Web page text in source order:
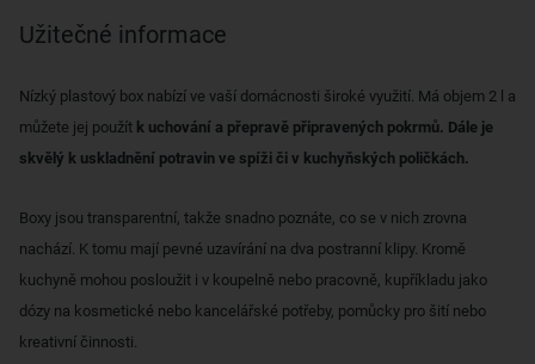
Užitečné informace
Nízký plastový box nabízí ve vaší domácnosti široké využití. Má objem 2 l a
můžete jej použít k uchování a přepravě připravených pokrmů. Dále je
skvělý k uskladnění potravin ve spíži či v kuchyňských poličkách.
Boxy jsou transparentní, takže snadno poznáte, co se v nich zrovna
nachází. K tomu mají pevné uzavírání na dva postranní klipy. Kromě
kuchyně mohou posloužit i v koupelně nebo pracovně, kupříkladu jako
dózy na kosmetické nebo kancelářské potřeby, pomůcky pro šití nebo
kreativní činnosti.